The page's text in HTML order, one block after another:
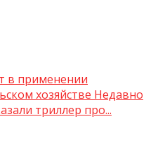
в применении
хозяйстве Недавно
триллер про...